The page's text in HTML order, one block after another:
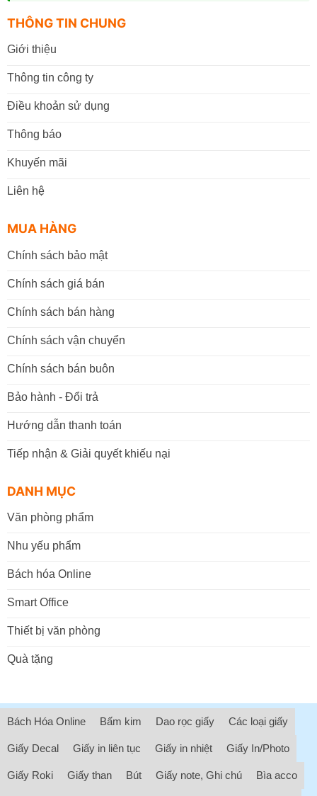
THÔNG TIN CHUNG
Giới thiệu
Thông tin công ty
Điều khoản sử dụng
Thông báo
Khuyến mãi
Liên hệ
MUA HÀNG
Chính sách bảo mật
Chính sách giá bán
Chính sách bán hàng
Chính sách vận chuyển
Chính sách bán buôn
Bảo hành - Đổi trả
Hướng dẫn thanh toán
Tiếp nhận & Giải quyết khiếu nại
DANH MỤC
Văn phòng phẩm
Nhu yếu phẩm
Bách hóa Online
Smart Office
Thiết bị văn phòng
Quà tặng
Bách Hóa Online Bấm kim Dao rọc giấy Các loại giấy
Giấy Decal Giấy in liên tục Giấy in nhiệt Giấy In/Photo
Giấy Roki Giấy than Bút Giấy note, Ghi chú Bìa acco